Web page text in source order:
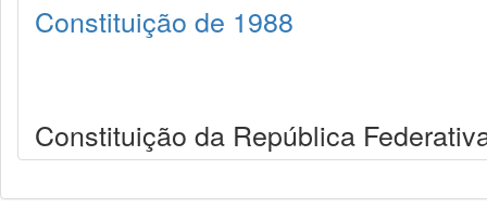
Constituição de 1988
Constituição da República